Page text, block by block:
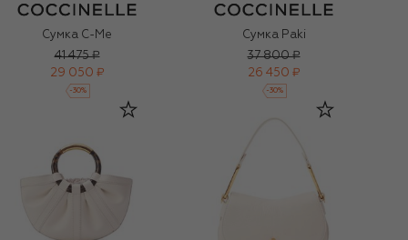
Сумка C-Me
41 475 ₽
29 050 ₽
-30%
Сумка Paki
37 800 ₽
26 450 ₽
-30%